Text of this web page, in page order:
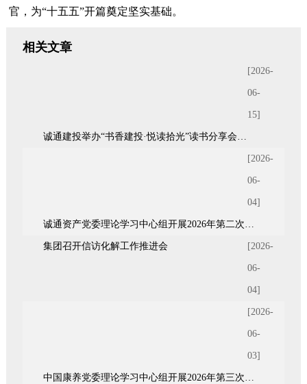
官，为“十五五”开篇奠定坚实基础。
相关文章
[2026-
06-
15]
诚通建投举办“书香建投·悦读拾光”读书分享会暨青年统战座谈会
[2026-
06-
04]
[2026-
06-
04]
集团召开信访化解工作推进会
[2026-
06-
03]